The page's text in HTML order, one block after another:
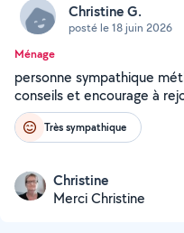
Christine G.
posté le 18 juin 2026
Ménage
personne sympathique
conseils et encourage à
Très sympathique
Christine
Merci Christine